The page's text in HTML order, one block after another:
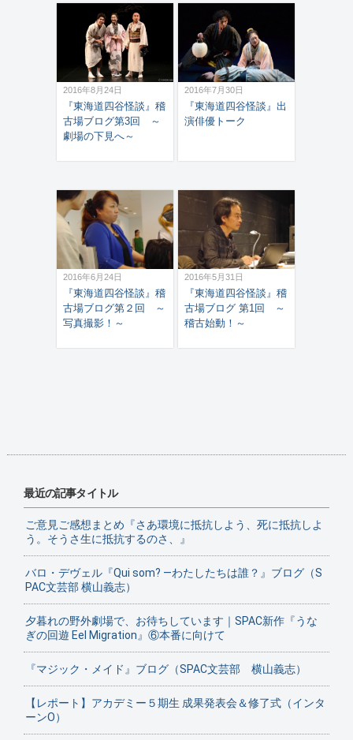
2016年8月24日
『東海道四谷怪談』稽
古場ブログ第3回 ～
劇場の下見へ～
2016年7月30日
『東海道四谷怪談』出
演俳優トーク
2016年6月24日
『東海道四谷怪談』稽
古場ブログ第２回 ～
写真撮影！～
2016年5月31日
『東海道四谷怪談』稽
古場ブログ 第1回 ～
稽古始動！～
最近の記事タイトル
ご意見ご感想まとめ『さあ環境に抵抗しよう、死に抵抗しよ
う。そうさ生に抵抗するのさ、』
バロ・デヴェル『Qui som? ―わたしたちは誰？』ブログ（S
PAC文芸部 横山義志）
夕暮れの野外劇場で、お待ちしています｜SPAC新作『うな
ぎの回遊 Eel Migration』⑥本番に向けて
『マジック・メイド』ブログ（SPAC文芸部 横山義志）
【レポート】アカデミー５期生 成果発表会＆修了式（インタ
ーンO）